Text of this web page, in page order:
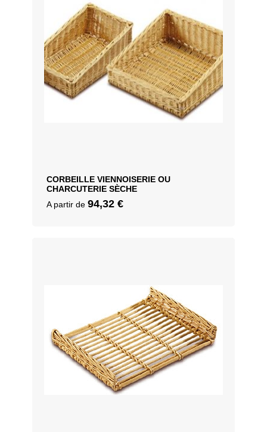
CORBEILLE VIENNOISERIE OU
CHARCUTERIE SÈCHE
A partir de 94,32 €